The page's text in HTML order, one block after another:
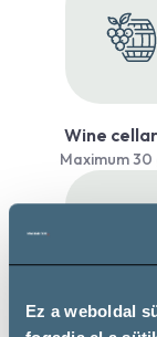
Ez a weboldal
Wine
Maximum 30